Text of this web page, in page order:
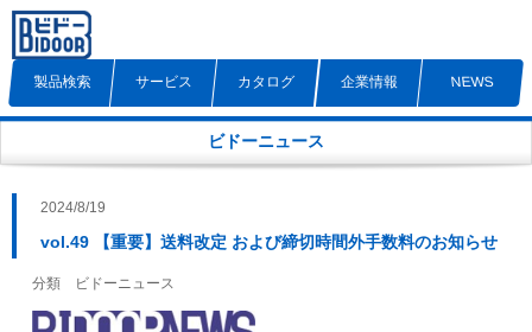
製品検索 サービス カタログ 企業情報 NEWS
ビドーニュース
2024/8/19
vol.49 【重要】送料改定 および締切時間外手数料のお知らせ
分類 ビドーニュース